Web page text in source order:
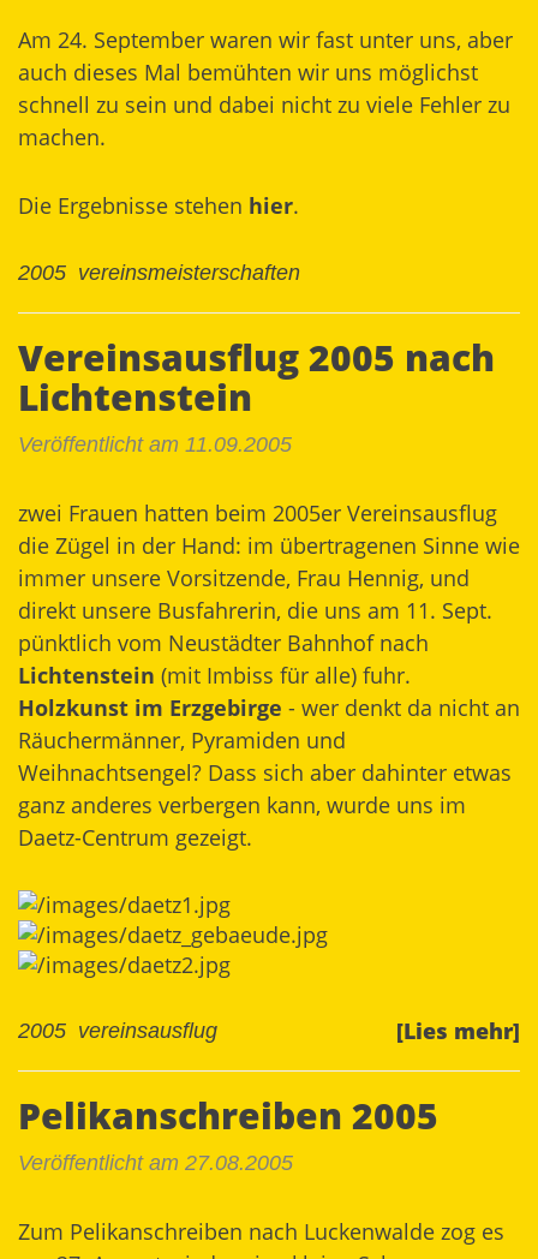
Am 24. September waren wir fast unter uns, aber
auch dieses Mal bemühten wir uns möglichst
schnell zu sein und dabei nicht zu viele Fehler zu
machen.
Die Ergebnisse stehen hier.
2005 vereinsmeisterschaften
Vereinsausflug 2005 nach
Lichtenstein
Veröffentlicht am 11.09.2005
zwei Frauen hatten beim 2005er Vereinsausflug
die Zügel in der Hand: im übertragenen Sinne wie
immer unsere Vorsitzende, Frau Hennig, und
direkt unsere Busfahrerin, die uns am 11. Sept.
pünktlich vom Neustädter Bahnhof nach
Lichtenstein (mit Imbiss für alle) fuhr.
Holzkunst im Erzgebirge - wer denkt da nicht an
Räuchermänner, Pyramiden und
Weihnachtsengel? Dass sich aber dahinter etwas
ganz anderes verbergen kann, wurde uns im
Daetz-Centrum gezeigt.
[Lies mehr]
2005 vereinsausflug
Pelikanschreiben 2005
Veröffentlicht am 27.08.2005
Zum Pelikanschreiben nach Luckenwalde zog es